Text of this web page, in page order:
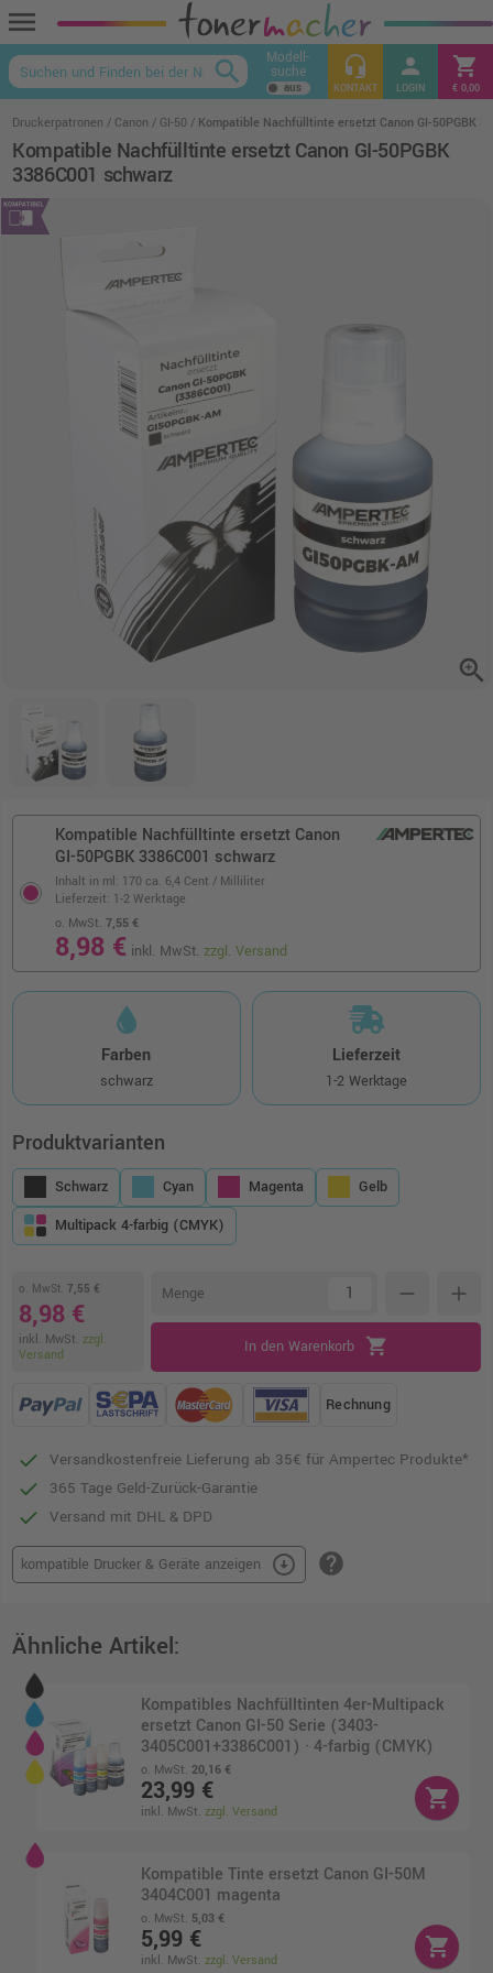
menu
keyboard_arrow_up
search Modell-
suche headset_mic
KONTAKT
person
LOGIN
shopping_cart
€ 0,00
Druckerpatronen Canon GI-50 Kompatible Nachfülltinte ersetzt Canon GI-50PGBK
Kompatible Nachfülltinte ersetzt Canon GI-50PGBK
3386C001 schwarz
zoom_in
Kompatible Nachfülltinte ersetzt Canon
GI-50PGBK 3386C001 schwarz
Inhalt in ml: 170 ca. 6,4 Cent / Milliliter
o. MwSt.7,55 €
8,98 € inkl. MwSt.zzgl. Versand
Lieferzeit: 1-2 Werktage
Farben
schwarz
Lieferzeit
1-2 Werktage
Produktvarianten
Schwarz Cyan Magenta
Gelb
Multipack 4-farbig (CMYK)
o. MwSt. 7,55 €
8,98 €
inkl. MwSt. zzgl.
Versand
Menge remove add
In den Warenkorb shopping_cart
Rechnung
Versandkostenfreie Lieferung ab 35€ für Ampertec Produkte*
365 Tage Geld-Zurück-Garantie
Versand mit DHL & DPD
kompatible Drucker & Geräte anzeigen arrow_circle_down help
Ähnliche Artikel:
Kompatibles Nachfülltinten 4er-Multipack
ersetzt Canon GI-50 Serie (3403-
3405C001+3386C001) · 4-farbig (CMYK)
o. MwSt. 20,16 €
23,99 €
inkl. MwSt.zzgl. Versand
shopping_cart
Kompatible Tinte ersetzt Canon GI-50M
3404C001 magenta
o. MwSt. 5,03 €
5,99 €
inkl. MwSt.zzgl. Versand
shopping_cart